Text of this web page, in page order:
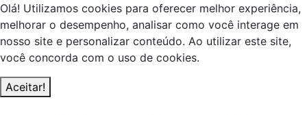
Olá! Utilizamos cookies para oferecer melhor experiência,
melhorar o desempenho, analisar como você interage em
nosso site e personalizar conteúdo. Ao utilizar este site,
você concorda com o uso de cookies.
Aceitar!